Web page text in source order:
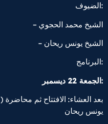
الضيوف:
– الشيخ محمد الحجوي
– الشيخ يونس ريحان
البرنامج:
الجمعة 22 ديسمبر:
بعد العشاء: الافتتاح ثم محاضرة (
يونس ريحان